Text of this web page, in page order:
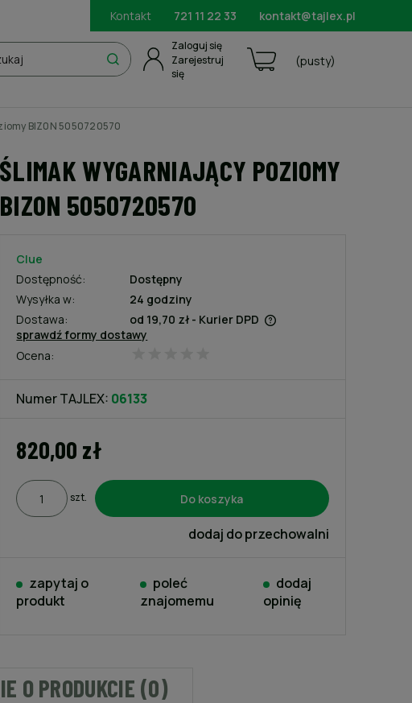
Kontakt 721 11 22 33 kontakt@tajlex.pl
(pusty)
Zarejestruj
się
Zaloguj się
BIZ0N 5050720570
ŚLIMAK WYGARNIAJĄCY POZIOMY
BIZ0N 5050720570
Ocena:
Clue
Dostępność:
Dostępny
Wysyłka w:
24 godziny
Dostawa:
od 19,70 zł - Kurier DPD
sprawdź formy dostawy
Numer TAJLEX: 06133
820,00 zł
szt. Do koszyka
dodaj do przechowalni
zapytaj o
produkt
poleć
znajomemu
dodaj
opinię
O PRODUKCIE (0)